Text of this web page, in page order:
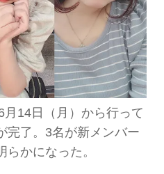
14日（月）から行って
完了。3名が新メンバー
かになった。